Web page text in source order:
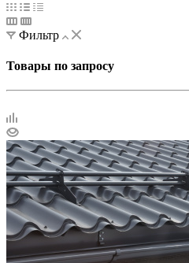
Фильтр
Товары по запросу